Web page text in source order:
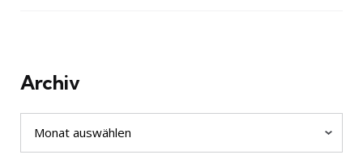
Archiv
Archiv